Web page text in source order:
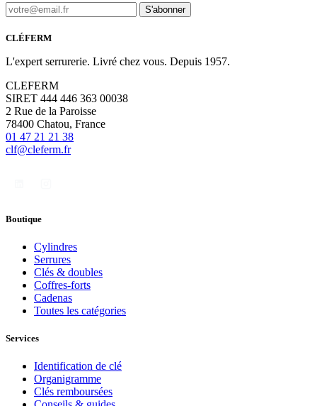
S'abonner
CLÉFERM
L'expert serrurerie. Livré chez vous. Depuis 1957.
CLEFERM
SIRET 444 446 363 00038
2 Rue de la Paroisse
78400 Chatou, France
01 47 21 21 38
clf@cleferm.fr
Boutique
Cylindres
Serrures
Clés & doubles
Coffres-forts
Cadenas
Toutes les catégories
Services
Identification de clé
Organigramme
Clés remboursées